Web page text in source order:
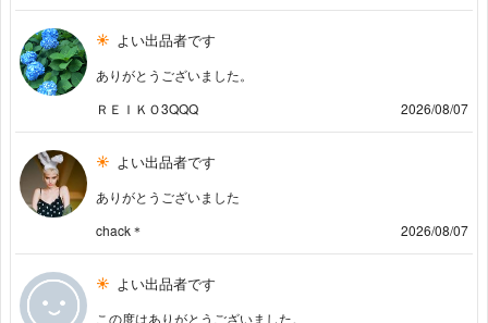
よい出品者です
ありがとうございました。
ＲＥＩＫＯ3QQQ
2026/08/07
よい出品者です
ありがとうございました
chack＊
2026/08/07
よい出品者です
この度はありがとうございました。